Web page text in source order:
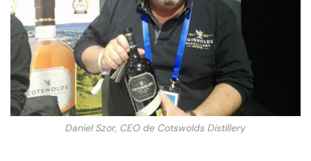
Daniel Szor, CEO de Cotswolds Distillery